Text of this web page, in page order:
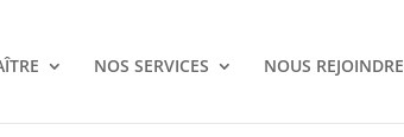
NOS SERVICES NOUS REJOINDRE